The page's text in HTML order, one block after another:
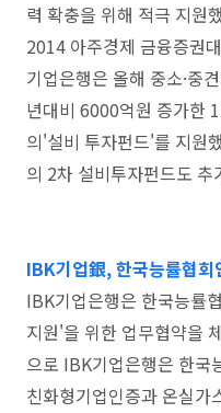
력 확충을 위해 적극 지원
2014 아주경제 금융증권
기업은행은 올해 중소·중
년대비 6000억원 증가한
의'설비 투자펀드'를 지원
의 2차 설비투자펀드도 추
IBK기업銀, 한국능률협회
IBK기업은행은 한국능률
지원'을 위한 업무협약을
으로 IBK기업은행은 한국
친화형기업인증과 온실가